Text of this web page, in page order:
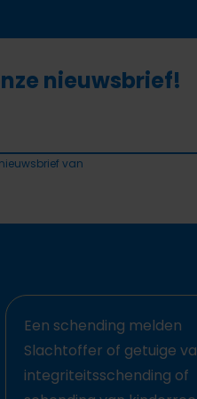
nieuwsbrief!
van
Een schending melden
Slachtoffer of getuige
integriteitsschending of